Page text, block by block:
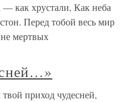
как хрустали, Как неба
Перед тобой весь мир
мертвых
приход чудесней,